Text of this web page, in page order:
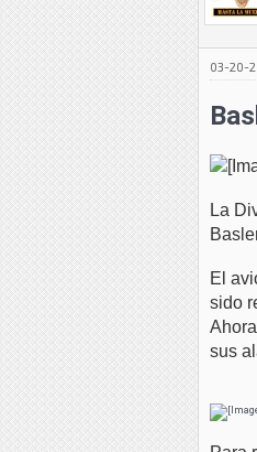
03-20-
La
El
sido
sus